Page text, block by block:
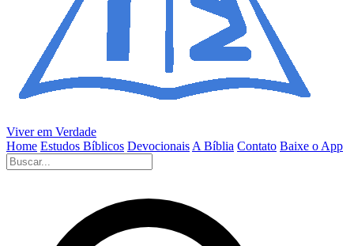
Viver em Verdade
Home Estudos Bíblicos Devocionais A Bíblia Contato Baixe o App